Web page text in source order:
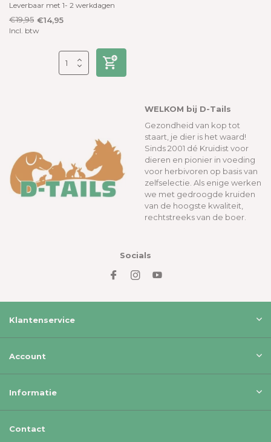
Leverbaar met 1- 2 werkdagen
€19,95 €14,95
Incl. btw
WELKOM bij D-Tails
Gezondheid van kop tot
staart, je dier is het waard!
Sinds 2001 dé Kruidist voor
dieren en pionier in voeding
voor herbivoren op basis van
zelfselectie. Als enige werken
we met gedroogde kruiden
van de hoogste kwaliteit,
rechtstreeks van de boer.
Socials
Klantenservice
Account
Informatie
Contact